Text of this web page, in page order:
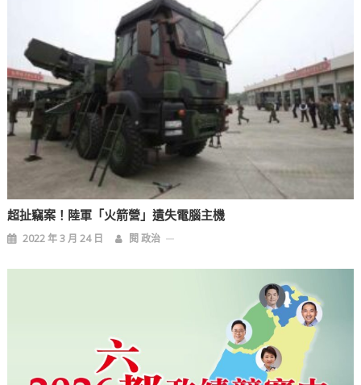
超扯竊案！陸軍「火箭營」遺失電腦主機
2022 年 3 月 24 日 閱 政治